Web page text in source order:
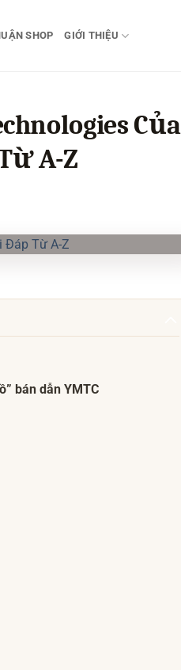
SHOP GIỚI THIỆU
Của
A-Z
bán dẫn YMTC